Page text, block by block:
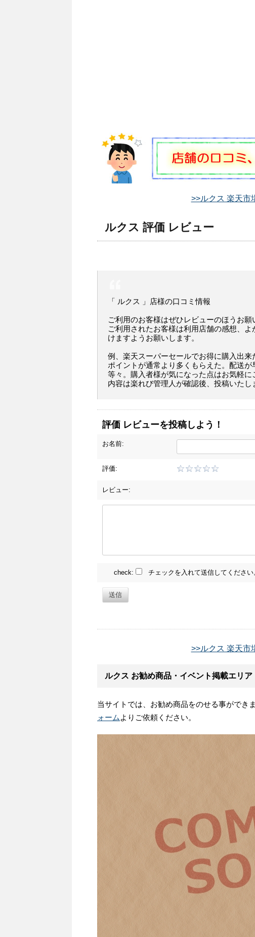
>>ルクス 楽天市
ルクス 評価 レビュー
「 ルクス 」店様の口コミ情報
ご利用のお客様はぜひレビューのほうお願
ご利用されたお客様は利用店舗の感想、
けますようお願いします。
例、楽天スーパーセールでお得に購入出来
ポイントが通常より多くもらえた。配送
等々。購入者様が気になった点はお気軽
内容は楽れび管理人が確認後、投稿いたし
評価 レビューを投稿しよう！
お名前:
評価:
レビュー:
check: チェックを入れて送信してください
送信
>>ルクス 楽天市
ルクス お勧め商品・イベント掲載エリア
当サイトでは、お勧め商品をのせる事ができ
ォーム よりご依頼ください。